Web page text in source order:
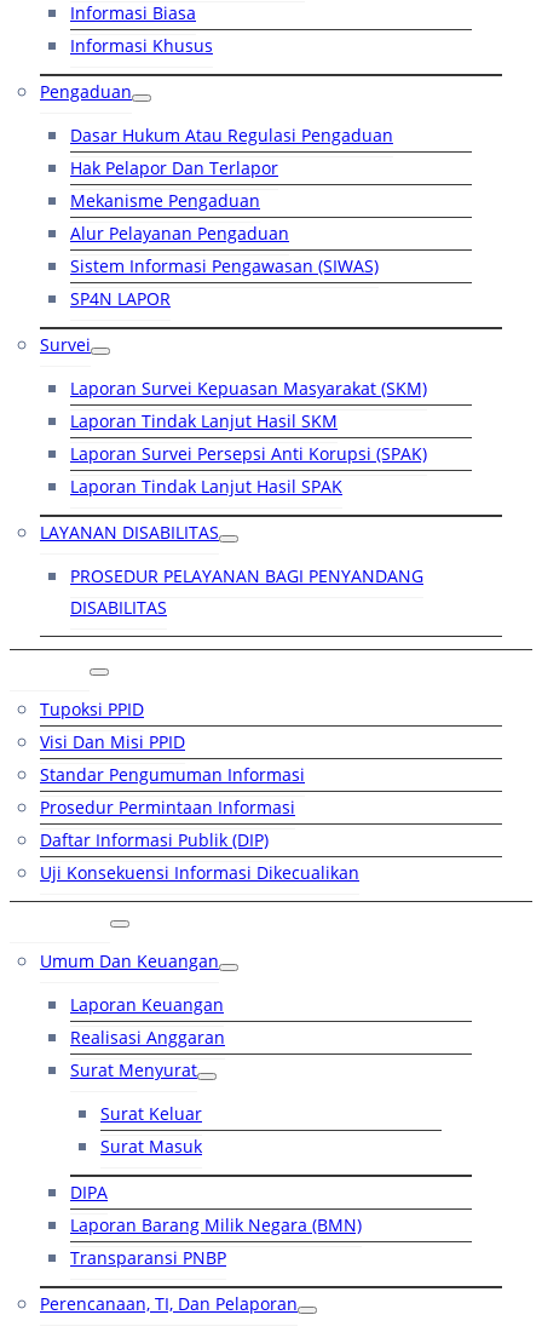
Informasi Biasa
Informasi Khusus
Pengaduan
Dasar Hukum Atau Regulasi Pengaduan
Hak Pelapor Dan Terlapor
Mekanisme Pengaduan
Alur Pelayanan Pengaduan
Sistem Informasi Pengawasan (SIWAS)
SP4N LAPOR
Survei
Laporan Survei Kepuasan Masyarakat (SKM)
Laporan Tindak Lanjut Hasil SKM
Laporan Survei Persepsi Anti Korupsi (SPAK)
Laporan Tindak Lanjut Hasil SPAK
LAYANAN DISABILITAS
PROSEDUR PELAYANAN BAGI PENYANDANG
DISABILITAS
Tupoksi PPID
Visi Dan Misi PPID
Standar Pengumuman Informasi
Prosedur Permintaan Informasi
Daftar Informasi Publik (DIP)
Uji Konsekuensi Informasi Dikecualikan
Umum Dan Keuangan
Laporan Keuangan
Realisasi Anggaran
Surat Menyurat
Surat Keluar
Surat Masuk
DIPA
Laporan Barang Milik Negara (BMN)
Transparansi PNBP
Perencanaan, TI, Dan Pelaporan